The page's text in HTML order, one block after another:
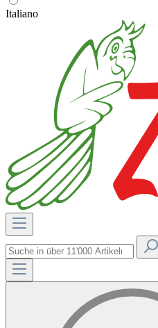
Italiano